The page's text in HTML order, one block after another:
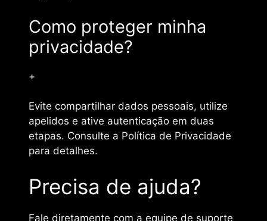
Como proteger minha
privacidade?
+
Evite compartilhar dados pessoais, utilize
apelidos e ative autenticação em duas
etapas. Consulte a Política de Privacidade
para detalhes.
Precisa de ajuda?
Fale diretamente com a equipe de suporte